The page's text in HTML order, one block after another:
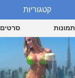
SpoilM3Mor3
תמונות סרטים
קטגוריות